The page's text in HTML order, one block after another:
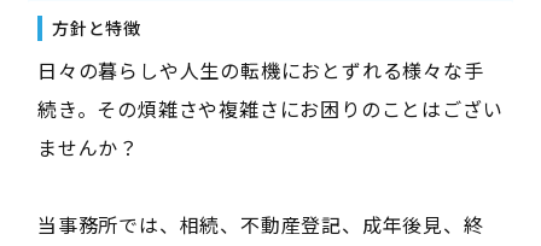
方針と特徴
日々の暮らしや人生の転機におとずれる様々な手
続き。その煩雑さや複雑さにお困りのことはござい
ませんか？
当事務所では、相続、不動産登記、成年後見、終